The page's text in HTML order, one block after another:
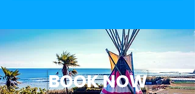
BOOK NOW